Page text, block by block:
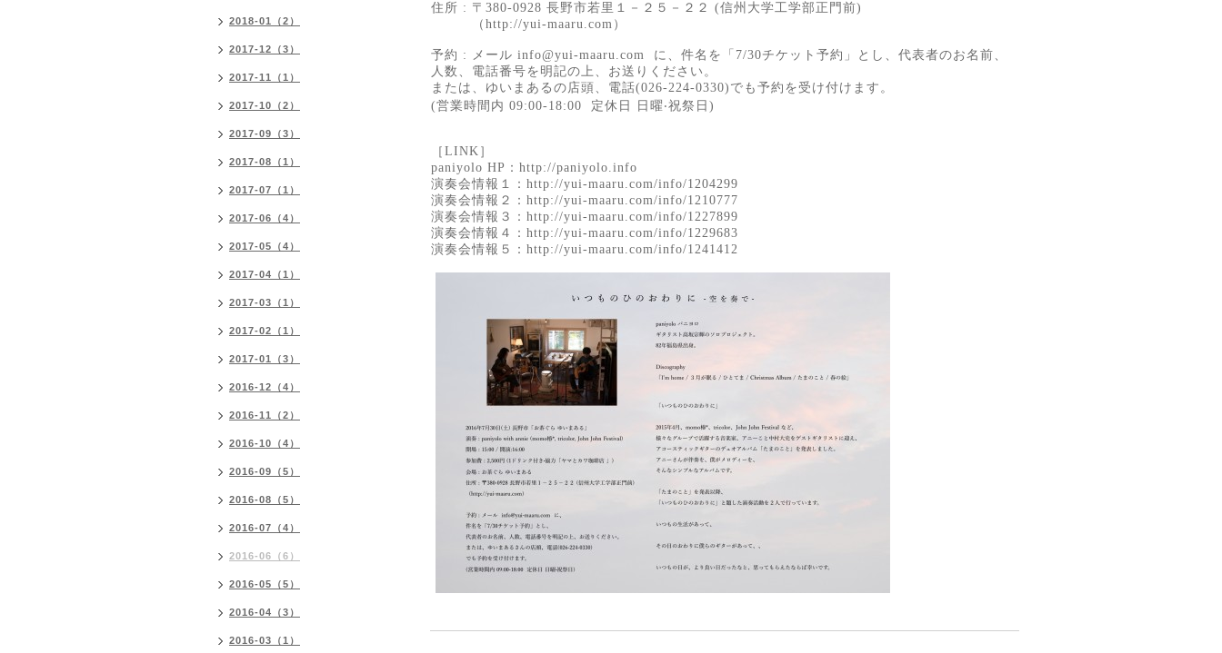
住所 : 〒380-0928 長野市若里１－２５－２２ (信州大学工学部正門前)
（http://yui-maaru.com）
予約 : メール info@yui-maaru.com に、 件名を「7/30チケット予約」とし、 代表者のお名前、
人数、電話番号を明記の上、お送りください。
または、ゆいまあるの店頭、電話(026-224-0330) でも予約を受け付けます。
(営業時間内 09:00-18:00 定休日 日曜 ‧祝祭日)
［LINK］
paniyolo HP： http://paniyolo.info
演奏会情報１： http://yui-maaru.com/info/1204299
演奏会情報２： http://yui-maaru.com/info/1210777
演奏会情報３： http://yui-maaru.com/info/1227899
演奏会情報４： http://yui-maaru.com/info/1229683
演奏会情報５： http://yui-maaru.com/info/1241412
2018-01（2）
2017-12（3）
2017-11（1）
2017-10（2）
2017-09（3）
2017-08（1）
2017-07（1）
2017-06（4）
2017-05（4）
2017-04（1）
2017-03（1）
2017-02（1）
2017-01（3）
2016-12（4）
2016-11（2）
2016-10（4）
2016-09（5）
2016-08（5）
2016-07（4）
2016-06（6）
2016-05（5）
2016-04（3）
2016-03（1）